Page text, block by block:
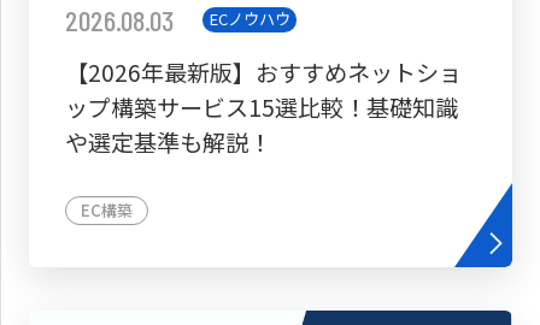
2026.08.03 ECノウハウ
【2026年最新版】おすすめネットショ
ップ構築サービス15選比較！基礎知識
や選定基準も解説！
EC構築